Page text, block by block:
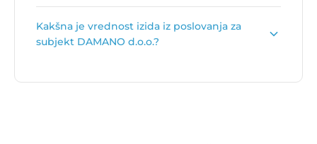
d.o.o. je170.427 €.
Kakšna je vrednost izida iz poslovanja za
subjekt DAMANO d.o.o.?
d.o.o. je101 €.